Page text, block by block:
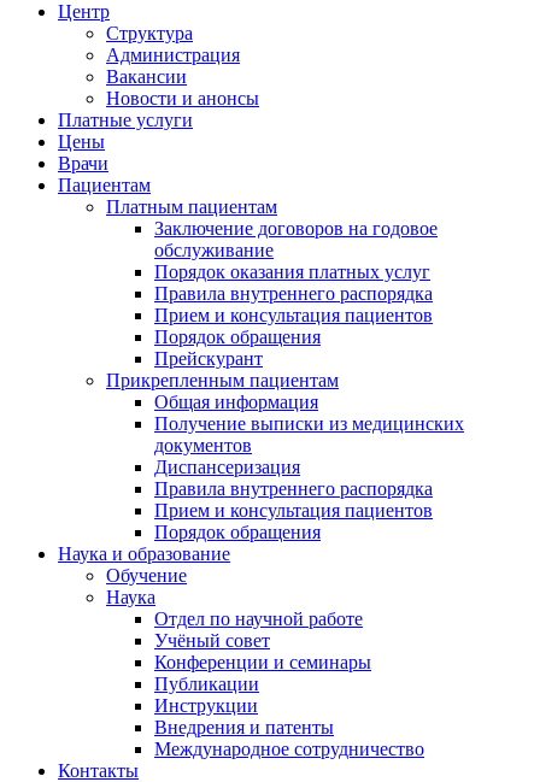
Центр
Структура
Администрация
Вакансии
Новости и анонсы
Платные услуги
Цены
Врачи
Пациентам
Платным пациентам
Заключение договоров на годовое
обслуживание
Порядок оказания платных услуг
Правила внутреннего распорядка
Прием и консультация пациентов
Порядок обращения
Прейскурант
Прикрепленным пациентам
Общая информация
Получение выписки из медицинских
документов
Диспансеризация
Правила внутреннего распорядка
Прием и консультация пациентов
Порядок обращения
Наука и образование
Обучение
Наука
Отдел по научной работе
Учёный совет
Конференции и семинары
Публикации
Инструкции
Внедрения и патенты
Международное сотрудничество
Контакты